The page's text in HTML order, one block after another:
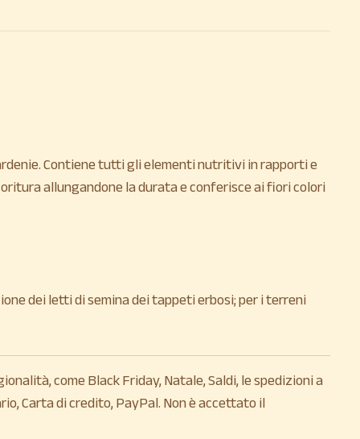
Contiene tutti gli elementi nutritivi in rapporti e
allungandone la durata e conferisce ai fiori colori
dei letti di semina dei tappeti erbosi; per i terreni
come Black Friday, Natale, Saldi, le spedizioni a
Carta di credito, PayPal. Non è accettato il